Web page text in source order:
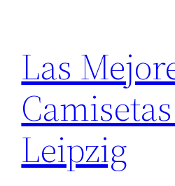
contenido
Las
Leipzig